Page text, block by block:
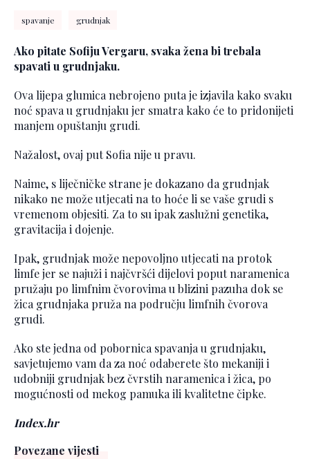
spavanje grudnjak
Ako pitate Sofiju Vergaru, svaka žena bi trebala
spavati u grudnjaku.
Ova lijepa glumica nebrojeno puta je izjavila kako svaku
noć spava u grudnjaku jer smatra kako će to pridonijeti
manjem opuštanju grudi.
Nažalost, ovaj put Sofia nije u pravu.
Naime, s liječničke strane je dokazano da grudnjak
nikako ne može utjecati na to hoće li se vaše grudi s
vremenom objesiti. Za to su ipak zaslužni genetika,
gravitacija i dojenje.
Ipak, grudnjak može nepovoljno utjecati na protok
limfe jer se najuži i najčvršći dijelovi poput naramenica
pružaju po limfnim čvorovima u blizini pazuha dok se
žica grudnjaka pruža na području limfnih čvorova
grudi.
Ako ste jedna od pobornica spavanja u grudnjaku,
savjetujemo vam da za noć odaberete što mekaniji i
udobniji grudnjak bez čvrstih naramenica i žica, po
mogućnosti od mekog pamuka ili kvalitetne čipke.
Index.hr
Povezane vijesti